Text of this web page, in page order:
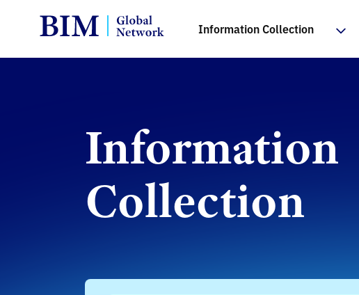
Information Collection
Information
Collection